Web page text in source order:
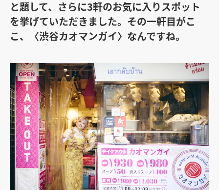
と題して、さらに3軒のお気に入りスポット
を挙げていただきました。その一軒目がこ
こ、〈渋谷カオマンガイ〉なんですね。